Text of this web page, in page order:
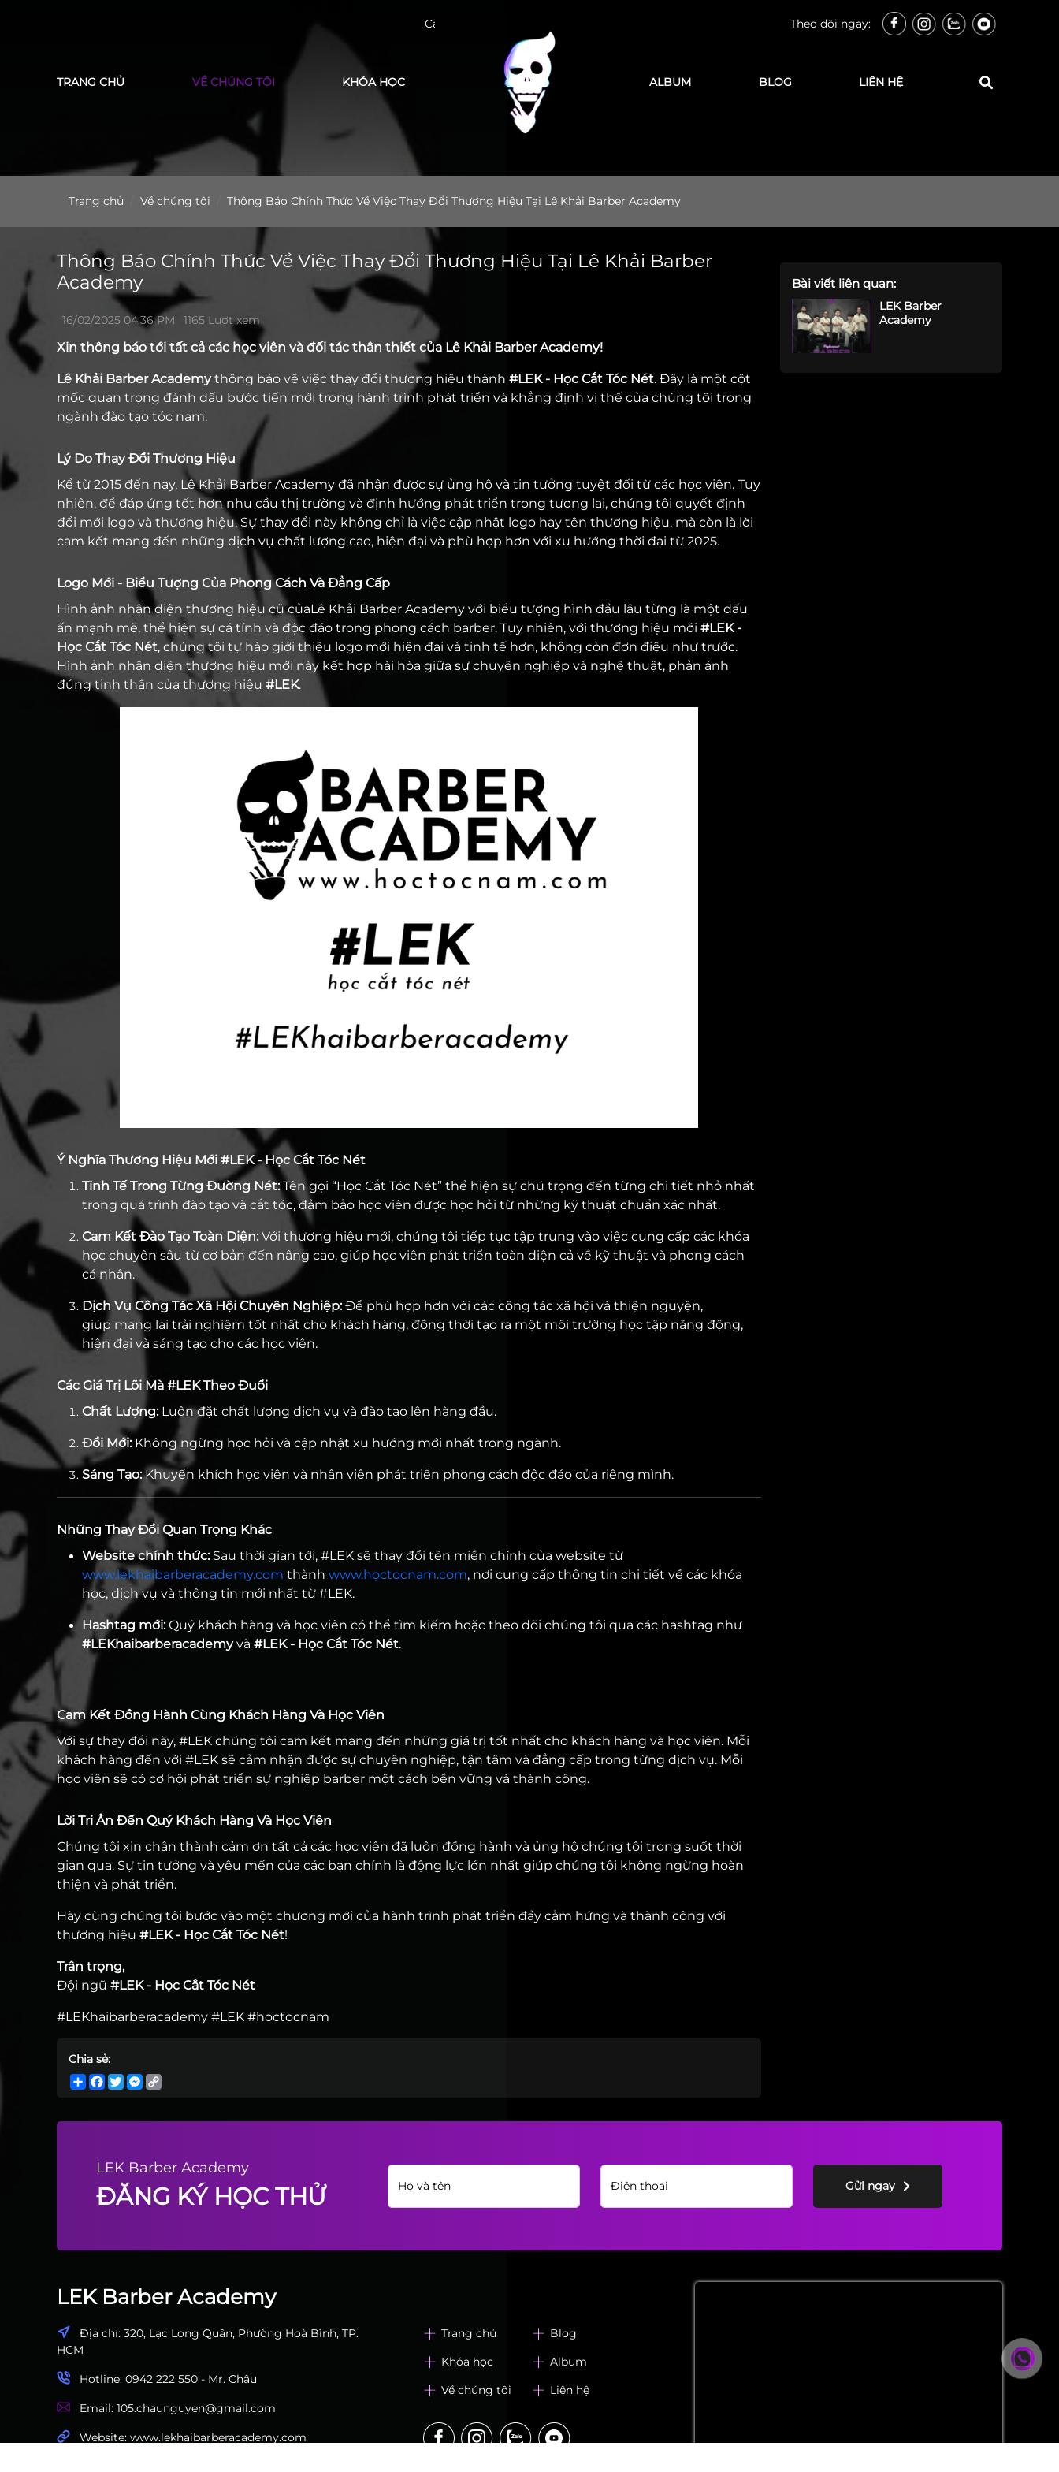
Cảm ơn bạn đã tin tưởng LEK Barber Academy Theo dõi ngay:
TRANG CHỦ VỀ CHÚNG TÔI KHÓA HỌC ALBUM BLOG LIÊN HỆ
Trang chủ Về chúng tôi Thông Báo Chính Thức Về Việc Thay Đổi Thương Hiệu Tại Lê Khải Barber Academy
Thông Báo Chính Thức Về Việc Thay Đổi Thương Hiệu Tại Lê Khải Barber
Academy
16/02/2025 04:36 PM 1165 Lượt xem
Xin thông báo tới tất cả các học viên và đối tác thân thiết của Lê Khải Barber Academy!
Lê Khải Barber Academythông báo về việc thay đổi thương hiệu thành #LEK - Học Cắt Tóc Nét. Đây là một cột
mốc quan trọng đánh dấu bước tiến mới trong hành trình phát triển và khẳng định vị thế của chúng tôi trong
ngành đào tạo tóc nam.
Lý Do Thay Đổi Thương Hiệu
Kể từ 2015 đến nay, Lê Khải Barber Academy đã nhận được sự ủng hộ và tin tưởng tuyệt đối từ các học viên. Tuy
nhiên, để đáp ứng tốt hơn nhu cầu thị trường và định hướng phát triển trong tương lai, chúng tôi quyết định
đổi mới logo và thương hiệu. Sự thay đổi này không chỉ là việc cập nhật logo hay tên thương hiệu, mà còn là lời
cam kết mang đến những dịch vụ chất lượng cao, hiện đại và phù hợp hơn với xu hướng thời đại từ 2025.
Logo Mới - Biểu Tượng Của Phong Cách Và Đẳng Cấp
Hình ảnh nhận diện thương hiệu cũ củaLê Khải Barber Academy với biểu tượng hình đầu lâu từng là một dấu
ấn mạnh mẽ, thể hiện sự cá tính và độc đáo trong phong cách barber. Tuy nhiên, với thương hiệu mới #LEK -
Học Cắt Tóc Nét, chúng tôi tự hào giới thiệu logo mới hiện đại và tinh tế hơn, không còn đơn điệu như trước.
Hình ảnh nhận diện thương hiệu mới này kết hợp hài hòa giữa sự chuyên nghiệp và nghệ thuật, phản ánh
đúng tinh thần của thương hiệu #LEK.
Ý Nghĩa Thương Hiệu Mới #LEK - Học Cắt Tóc Nét
Tinh Tế Trong Từng Đường Nét:Tên gọi “Học Cắt Tóc Nét” thể hiện sự chú trọng đến từng chi tiết nhỏ nhất
trong quá trình đào tạo và cắt tóc, đảm bảo học viên được học hỏi từ những kỹ thuật chuẩn xác nhất.
Cam Kết Đào Tạo Toàn Diện: Với thương hiệu mới, chúng tôi tiếp tục tập trung vào việc cung cấp các khóa
học chuyên sâu từ cơ bản đến nâng cao, giúp học viên phát triển toàn diện cả về kỹ thuật và phong cách
cá nhân.
Dịch Vụ Công Tác Xã Hội Chuyên Nghiệp:Để phù hợp hơn với các công tác xã hội và thiện nguyện,
giúp mang lại trải nghiệm tốt nhất cho khách hàng, đồng thời tạo ra một môi trường học tập năng động,
hiện đại và sáng tạo cho các học viên.
Các Giá Trị Lõi Mà #LEK Theo Đuổi
Chất Lượng:Luôn đặt chất lượng dịch vụ và đào tạo lên hàng đầu.
Đổi Mới:Không ngừng học hỏi và cập nhật xu hướng mới nhất trong ngành.
Sáng Tạo:Khuyến khích học viên và nhân viên phát triển phong cách độc đáo của riêng mình.
Những Thay Đổi Quan Trọng Khác
Website chính thức:Sau thời gian tới, #LEK sẽ thay đổi tên miền chính của website từ
www.lekhaibarberacademy.com thành www.họctocnam.com, nơi cung cấp thông tin chi tiết về các khóa
học, dịch vụ và thông tin mới nhất từ #LEK.
Hashtag mới:Quý khách hàng và học viên có thể tìm kiếm hoặc theo dõi chúng tôi qua các hashtag như
#LEKhaibarberacademyvà #LEK - Học Cắt Tóc Nét.
Cam Kết Đồng Hành Cùng Khách Hàng Và Học Viên
Với sự thay đổi này, #LEK chúng tôi cam kết mang đến những giá trị tốt nhất cho khách hàng và học viên. Mỗi
khách hàng đến với #LEK sẽ cảm nhận được sự chuyên nghiệp, tận tâm và đẳng cấp trong từng dịch vụ. Mỗi
học viên sẽ có cơ hội phát triển sự nghiệp barber một cách bền vững và thành công.
Lời Tri Ân Đến Quý Khách Hàng Và Học Viên
Chúng tôi xin chân thành cảm ơn tất cả các học viên đã luôn đồng hành và ủng hộ chúng tôi trong suốt thời
gian qua. Sự tin tưởng và yêu mến của các bạn chính là động lực lớn nhất giúp chúng tôi không ngừng hoàn
thiện và phát triển.
Hãy cùng chúng tôi bước vào một chương mới của hành trình phát triển đầy cảm hứng và thành công với
thương hiệu #LEK - Học Cắt Tóc Nét!
Trân trọng,
Đội ngũ #LEK - Học Cắt Tóc Nét
#LEKhaibarberacademy #LEK #hoctocnam
Chia sẻ:
ShareFacebook
TwitterMessenger
Bài viết liên quan:
LEK Barber
Academy
LEK Barber Academy
ĐĂNG KÝ HỌC THỬ Gửi ngay
LEK Barber Academy
Địa chỉ: 320, Lạc Long Quân, Phường Hoà Bình, TP.
HCM
Hotline: 0942 222 550 - Mr. Châu
Email: 105.chaunguyen@gmail.com
Website: www.lekhaibarberacademy.com
Trang chủ
Blog
Khóa học
Album
Về chúng tôi
Liên hệ